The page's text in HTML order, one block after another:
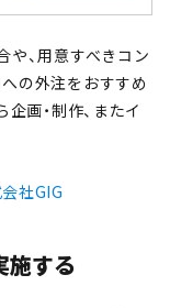
や、用意すべきコン
の外注をおすすめ
画・制作、またイ
社GIG
施する